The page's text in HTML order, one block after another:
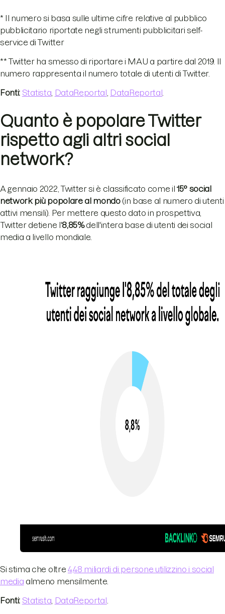
* Il numero si basa sulle ultime cifre relative al pubblico
pubblicitario riportate negli strumenti pubblicitari self-
service di Twitter
** Twitter ha smesso di riportare i MAU a partire dal 2019. Il
numero rappresenta il numero totale di utenti di Twitter.
Fonti: Statista DataReportal DataReportal
Quanto è popolare Twitter
rispetto agli altri social
network?
A gennaio 2022, Twitter si è classificato come il15° social
network più popolare al mondo(in base al numero di utenti
attivi mensili). Per mettere questo dato in prospettiva,
Twitter detiene l'8,85%dell'intera base di utenti dei social
media a livello mondiale.
Si stima che oltre 4,48 miliardi di persone utilizzino i social
media almeno mensilmente.
Fonti: Statista DataReportal